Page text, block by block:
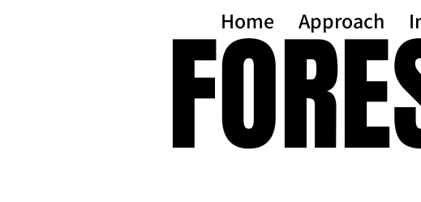
Home Approach